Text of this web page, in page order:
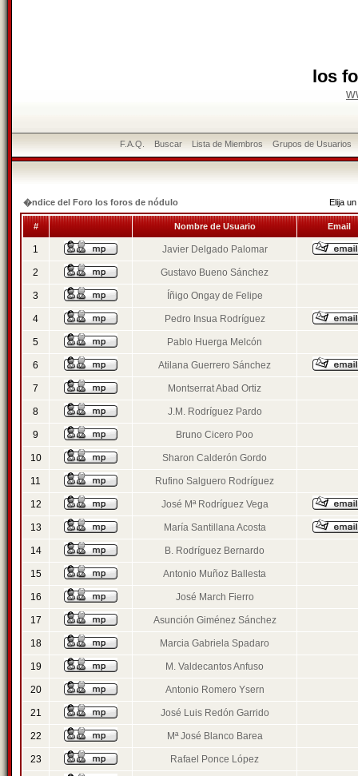
los
F.A.Q. Buscar Lista de Miembros Grupos de Usuarios
�ndice del Foro los foros de nódulo Elija
# Nombre de Usuario Email
1 Javier Delgado Palomar
2 Gustavo Bueno Sánchez
3 Íñigo Ongay de Felipe
4 Pedro Insua Rodríguez
5 Pablo Huerga Melcón
6 Atilana Guerrero Sánchez
7 Montserrat Abad Ortiz
8 J.M. Rodríguez Pardo
9 Bruno Cicero Poo
10 Sharon Calderón Gordo
11 Rufino Salguero Rodríguez
12 José Mª Rodríguez Vega
13 María Santillana Acosta
14 B. Rodríguez Bernardo
15 Antonio Muñoz Ballesta
16 José March Fierro
17 Asunción Giménez Sánchez
18 Marcia Gabriela Spadaro
19 M. Valdecantos Anfuso
20 Antonio Romero Ysern
21 José Luis Redón Garrido
22 Mª José Blanco Barea
23 Rafael Ponce López